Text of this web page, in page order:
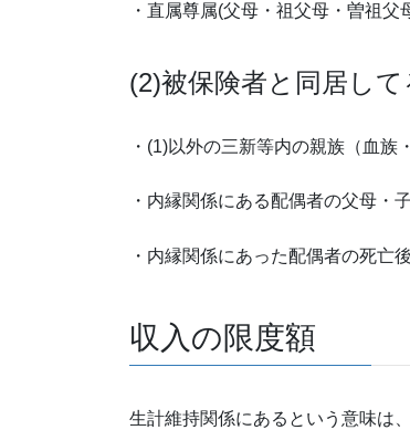
・直属尊属(父母・祖父母・曽祖
(2)被保険者と同居し
・(1)以外の三新等内の親族（血族
・内縁関係にある配偶者の父母・子
・内縁関係にあった配偶者の死亡
収入の限度額
生計維持関係にあるという意味は